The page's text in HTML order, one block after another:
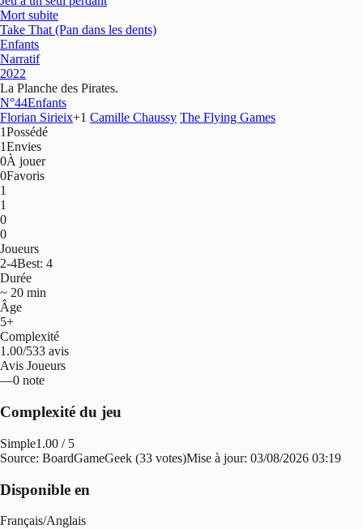
Mort subite
Take That (Pan dans les dents)
Enfants
Narratif
2022
La Planche des Pirates.
N°44Enfants
Florian Sirieix+1 Camille Chaussy The Flying Games
1Possédé
1Envies
0À jouer
0Favoris
1
1
0
0
Joueurs
2-4Best: 4
Durée
~ 20 min
Âge
5+
Complexité
1.00/533 avis
Avis Joueurs
—0 note
Complexité du jeu
Simple1.00 / 5
Source: BoardGameGeek (33 votes)Mise à jour: 03/08/2026 03:19
Disponible en
Français/Anglais